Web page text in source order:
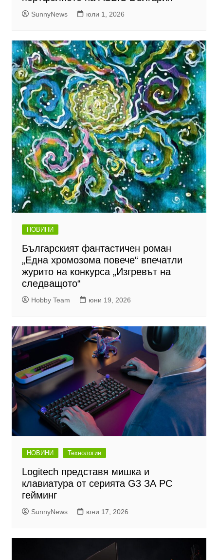
SunnyNews юли 1, 2026
НОВИНИ
Българският фантастичен роман
„Една хромозома повече“ впечатли
журито на конкурса „Изгревът на
следващото“
Hobby Team юни 19, 2026
НОВИНИ Технологии
Logitech представя мишка и
клавиатура от серията G3 ЗА PC
гейминг
SunnyNews юни 17, 2026